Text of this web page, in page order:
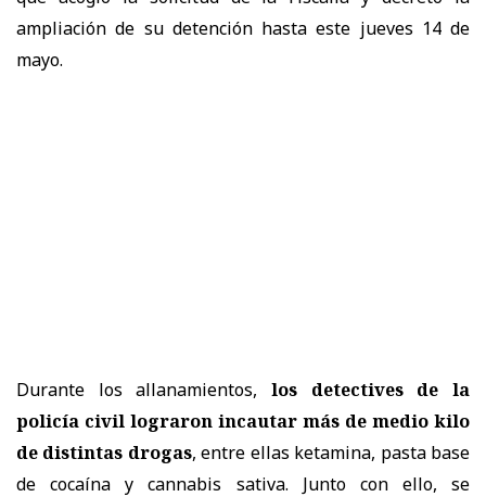
ampliación de su detención hasta este jueves 14 de
mayo.
Durante los allanamientos, los detectives de la
policía civil lograron incautar más de medio kilo
de distintas drogas, entre ellas ketamina, pasta base
de cocaína y cannabis sativa. Junto con ello, se